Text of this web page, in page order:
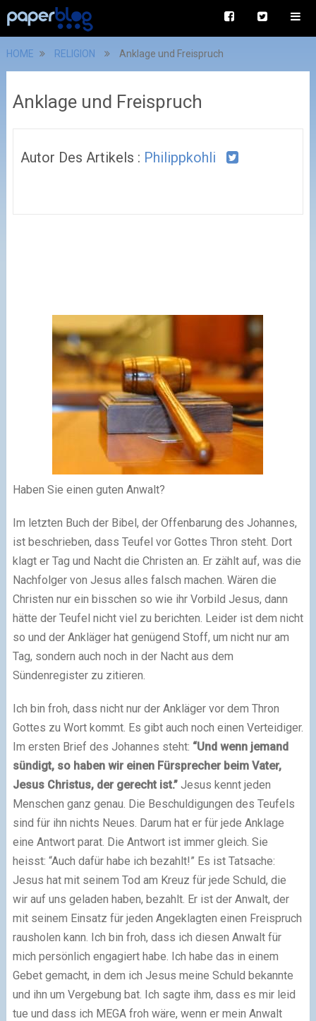
HOME RELIGION Anklage und Freispruch
Anklage und Freispruch
Autor Des Artikels : Philippkohli
Haben Sie einen guten Anwalt?
Im letzten Buch der Bibel, der Offenbarung des Johannes,
ist beschrieben, dass Teufel vor Gottes Thron steht. Dort
klagt er Tag und Nacht die Christen an. Er zählt auf, was die
Nachfolger von Jesus alles falsch machen. Wären die
Christen nur ein bisschen so wie ihr Vorbild Jesus, dann
hätte der Teufel nicht viel zu berichten. Leider ist dem nicht
so und der Ankläger hat genügend Stoff, um nicht nur am
Tag, sondern auch noch in der Nacht aus dem
Sündenregister zu zitieren.
Ich bin froh, dass nicht nur der Ankläger vor dem Thron
Gottes zu Wort kommt. Es gibt auch noch einen Verteidiger.
Im ersten Brief des Johannes steht: “Und wenn jemand
sündigt, so haben wir einen Fürsprecher beim Vater,
Jesus Christus, der gerecht ist.”Jesus kennt jeden
Menschen ganz genau. Die Beschuldigungen des Teufels
sind für ihn nichts Neues. Darum hat er für jede Anklage
eine Antwort parat. Die Antwort ist immer gleich. Sie
heisst: “Auch dafür habe ich bezahlt!” Es ist Tatsache:
Jesus hat mit seinem Tod am Kreuz für jede Schuld, die
wir auf uns geladen haben, bezahlt. Er ist der Anwalt, der
mit seinem Einsatz für jeden Angeklagten einen Freispruch
rausholen kann. Ich bin froh, dass ich diesen Anwalt für
mich persönlich engagiert habe. Ich habe das in einem
Gebet gemacht, in dem ich Jesus meine Schuld bekannte
und ihn um Vergebung bat. Ich sagte ihm, dass es mir leid
tue und dass ich MEGA froh wäre, wenn er mein Anwalt